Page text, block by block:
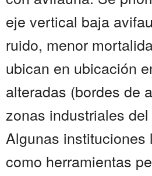
eje vertical baja
ruido, menor
ubican en ubicación
alteradas (bordes de
zonas industriales
Algunas instituciones
como herramientas